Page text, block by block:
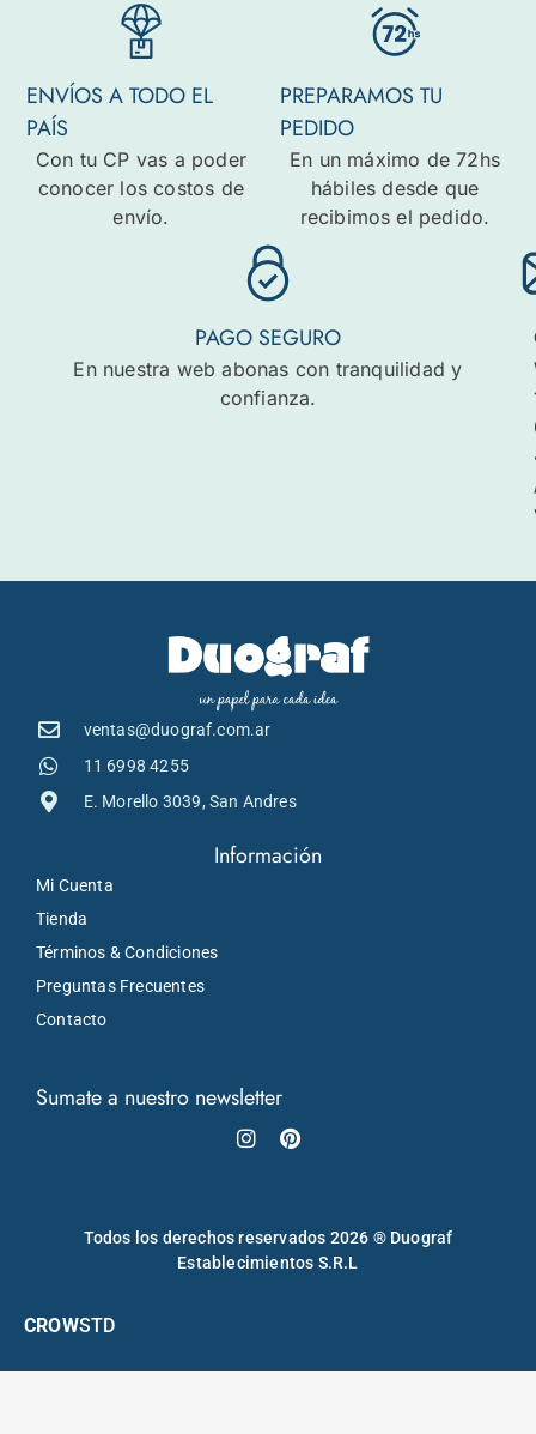
ENVÍOS A TODO EL
PAÍS
Con tu CP vas a poder
conocer los costos de
envío.
PREPARAMOS TU
PEDIDO
En un máximo de 72hs
hábiles desde que
recibimos el pedido.
PAGO SEGURO
En nuestra web abonas con tranquilidad y
confianza.
ventas@duograf.com.ar
11 6998 4255
E. Morello 3039, San Andres
Información
Mi Cuenta
Tienda
Términos & Condiciones
Preguntas Frecuentes
Contacto
Sumate a nuestro newsletter
Instagram
Pinterest
Todos los derechos reservados 2026 ® Duograf
Establecimientos S.R.L
CROWSTD